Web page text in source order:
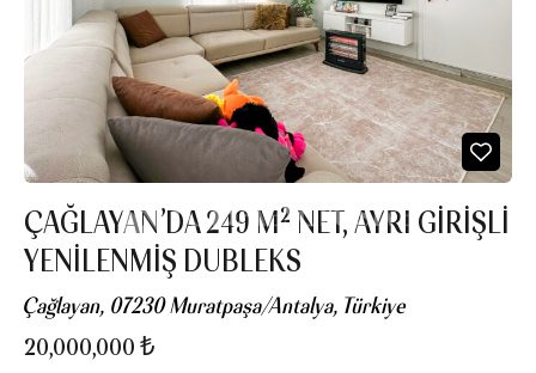
ÇAĞLAYAN’DA 249 M² NET, AYRI GIRIŞLI
YENILENMIŞ DUBLEKS
Çağlayan, 07230 Muratpaşa/Antalya, Türkiye
20,000,000 ₺